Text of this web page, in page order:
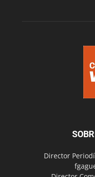
Director